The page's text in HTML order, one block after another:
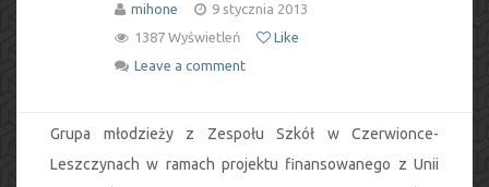
mihone
9 stycznia 2013
1387 Wyświetleń
Like
Leave a comment
Grupa młodzieży z Zespołu Szkół w Czerwionce-
Leszczynach w ramach projektu finansowanego z Unii